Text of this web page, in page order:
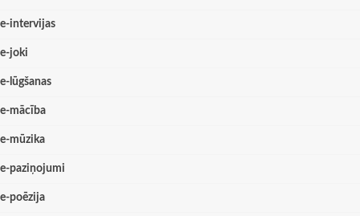
e-intervijas
e-joki
e-lūgšanas
e-mācība
e-mūzika
e-paziņojumi
e-poēzija